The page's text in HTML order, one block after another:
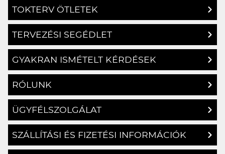
TOKTERV ÖTLETEK
TERVEZÉSI SEGÉDLET
GYAKRAN ISMÉTELT KÉRDÉSEK
RÓLUNK
ÜGYFÉLSZOLGÁLAT
SZÁLLÍTÁSI ÉS FIZETÉSI INFORMÁCIÓK